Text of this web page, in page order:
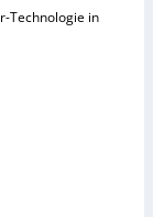
Technologie in